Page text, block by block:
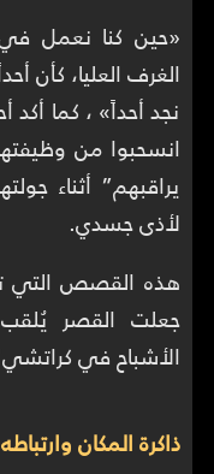
«حين كنا نعمل
الغرف العليا، كأن
نجد أحداً» ، كما
انسحبوا من
يراقبهم” أثناء
لأذى جسدي.
هذه القصص التي
جعلت القصر
الأشباح في
ذاكرة المكان